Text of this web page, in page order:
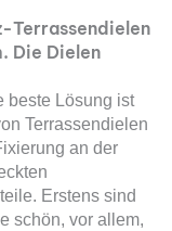
Terrassendielen
Die Dielen
beste Lösung ist
Terrassendielen
an der
Erstens sind
schön, vor allem,